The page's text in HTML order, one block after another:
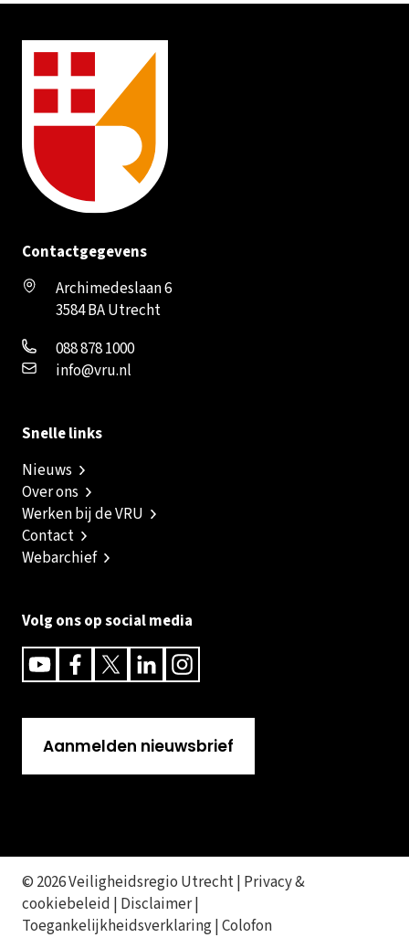
Contactgegevens
Archimedeslaan 6
3584 BA Utrecht
088 878 1000
info@vru.nl
Snelle links
Nieuws
Over ons
Werken bij de VRU
Contact
Webarchief
Volg ons op social media
YoutubeFacebookTwitterLinkedinInstagram
Aanmelden nieuwsbrief
© 2026 Veiligheidsregio Utrecht | Privacy &
cookiebeleid | Disclaimer|
Toegankelijkheidsverklaring|Colofon